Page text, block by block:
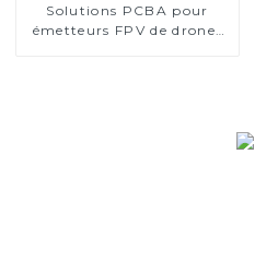
Solutions PCBA pour
émetteurs FPV de drones